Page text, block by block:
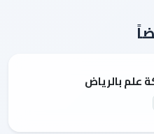
بالرياض